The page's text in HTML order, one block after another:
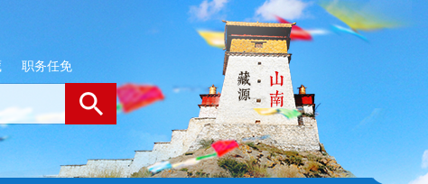
职务任免